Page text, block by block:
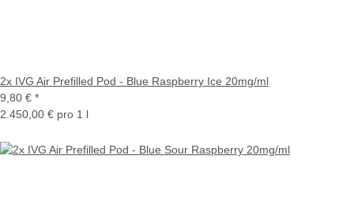
2x IVG Air Prefilled Pod - Blue Raspberry Ice 20mg/ml
9,80 € *
2.450,00 € pro 1 l